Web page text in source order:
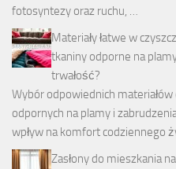
fotosyntezy oraz ruchu, …
Materiały łatwe w
tkaniny odporne na
trwałość?
Wybór odpowiednich materiałów
odpornych na plamy i
wpływ na komfort codziennego
Zasłony do mieszkania